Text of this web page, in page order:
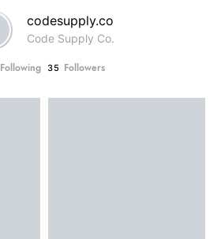
codesupply.co
Code Supply Co.
Following 35 Followers